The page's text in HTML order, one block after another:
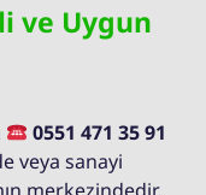
ve Uygun
0551 471 35 91
veya sanayi